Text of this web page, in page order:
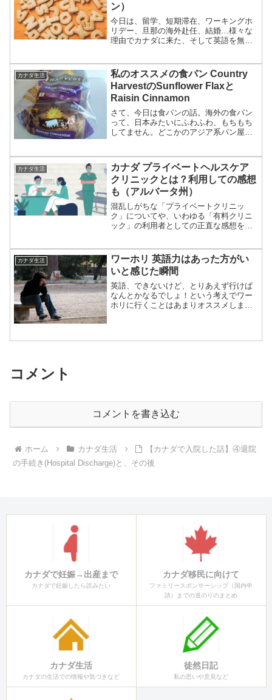
ン）
今日は、留学、短期滞在、ワーキングホ
リデー、旦那の海外赴任、結婚…様々な
理由でカナダに来た、そして英語を無料
ダのエドモントンに来た。っていう人
で。（うーん、需要あるのか...
カナダ生活
私のオススメの食パン Country
HarvestのSunflower Flaxと
Raisin Cinnamon
さて、今日は食パンの話。海外の食パン
って、日本みたいにふわふわ、もちもち
してません。どこかのアジア系パン屋さ
買うとしたら、薄っぺらくて小さめの食
パンがほとんど。日本にい...
カナダ生活
カナダ プライベートヘルスケア
クリニックとは？利用しての感想
も（アルバータ州）
混乱しがちな「プライベートクリニッ
ク」についてや、いわゆる「有料クリニ
ック」の利用者としての正直な感想をま
カナダ生活
ワーホリ 英語力はあった方がい
いと感じた瞬間
英語、できないけど、とりあえず行けば
なんとかなるでしょ！という考えでワー
ホリに行くことはあまりオススメしませ
に来て、「やっぱり、英語...
コメント
コメントを書き込む
ホーム カナダ生活
【カナダで入院した話】④退院
の手続き(Hospital Discharge)と、その後
カナダで妊娠→出産まで
カナダで妊娠したら読みたい
カナダ移民に向けて
ファミリースポンサーシップ（国内申
請）までの道のりのまとめ
カナダ生活
カナダの生活での情報や気づきなど
徒然日記
私の思いや意見など